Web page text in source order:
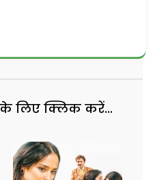
लिए क्लिक करें...